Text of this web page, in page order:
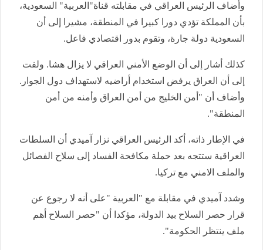
وأضاف الرئيس العراقي في مقابلته قناة"العربية" السعودية،
بأن المملكة تؤدي دورا كبيرا في المنطقة، مشيرا إلى أن
السعودية دولة جارة، وتقوم بدور اقتصادي فاعل.
كذلك أشار إلى أن الوضع الأمني العراقي لا يزال هشا. ولفت
إلى أن العراق يرفض استخدام أراضيه لاستهداف دول الجوار.
وأضاف أن "أمن الخليج من أمن العراق وأمنه من أمن
المنطقة".
في الإطار ذاته، أكد الرئيس العراقي نزار آميدي أن السلطات
العراقية ستتجه بعد حملة مكافحة الفساد إلى سلاح الفصائل
والملف الامني مع تركيا.
وشدد آميدي في مقابلة مع "العربية "على أنه لا رجوع عن
قرار حصر السلاح بيد الدولة، مؤكدا أن "حصر السلاح أهم
ملف ينتظر الحكومة".